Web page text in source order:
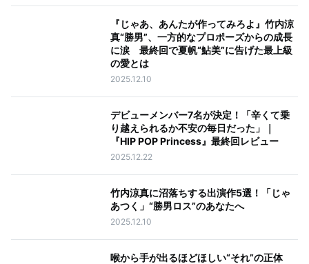
『じゃあ、あんたが作ってみろよ』竹内涼
真“勝男”、一方的なプロポーズからの成長
に涙 最終回で夏帆“鮎美”に告げた最上級
の愛とは
2025.12.10
デビューメンバー7名が決定！「辛くて乗
り越えられるか不安の毎日だった」｜
『HIP POP Princess』最終回レビュー
2025.12.22
竹内涼真に沼落ちする出演作5選！「じゃ
あつく」“勝男ロス”のあなたへ
2025.12.10
喉から手が出るほどほしい“それ”の正体